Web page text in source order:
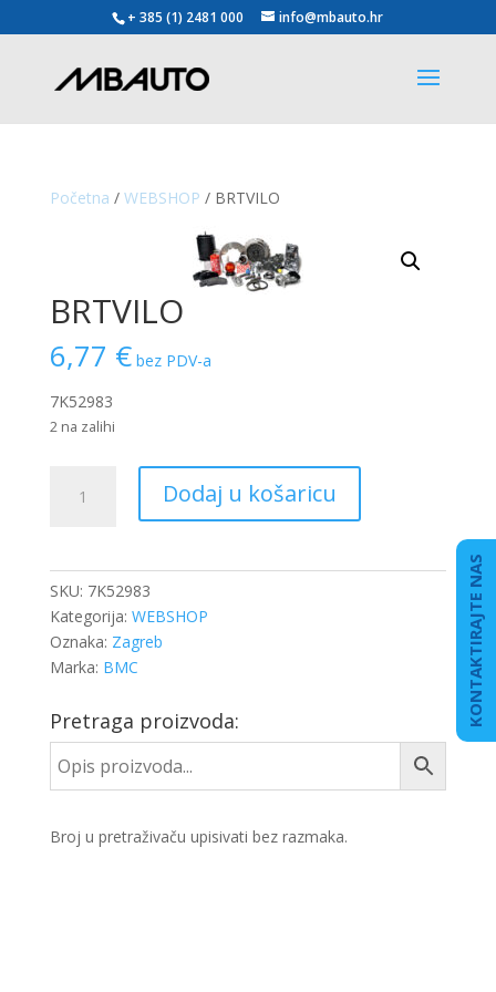
+ 385 (1) 2481 000 info@mbauto.hr
Početna / WEBSHOP / BRTVILO
BRTVILO
6,77 € bez PDV-a
7K52983
2 na zalihi
količina
Dodaj u košaricu
SKU: 7K52983
Kategorija: WEBSHOP
Oznaka: Zagreb
Marka: BMC
Pretraga proizvoda:
Broj u pretraživaču upisivati bez razmaka.
KONTAKTIRAJTE NAS